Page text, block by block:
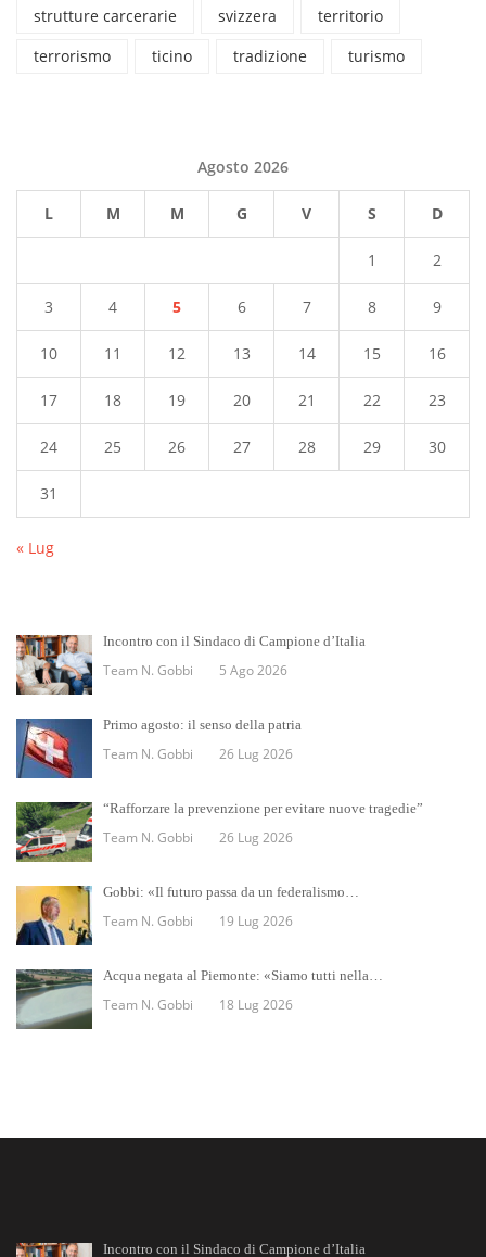
strutture carcerarie
svizzera
territorio
terrorismo
ticino tradizione turismo
Agosto 2026
L M M G V S D
1 2
3 4 5 6 7 8 9
10 11 12 13 14 15 16
17 18 19 20 21 22 23
24 25 26 27 28 29 30
31
« Lug
Incontro con il Sindaco di Campione d’Italia
Team N. Gobbi 5 Ago 2026
Primo agosto: il senso della patria
Team N. Gobbi 26 Lug 2026
“Rafforzare la prevenzione per evitare nuove tragedie”
Team N. Gobbi 26 Lug 2026
Gobbi: «Il futuro passa da un federalismo…
Team N. Gobbi 19 Lug 2026
Acqua negata al Piemonte: «Siamo tutti nella…
Team N. Gobbi 18 Lug 2026
Incontro con il Sindaco di Campione d’Italia